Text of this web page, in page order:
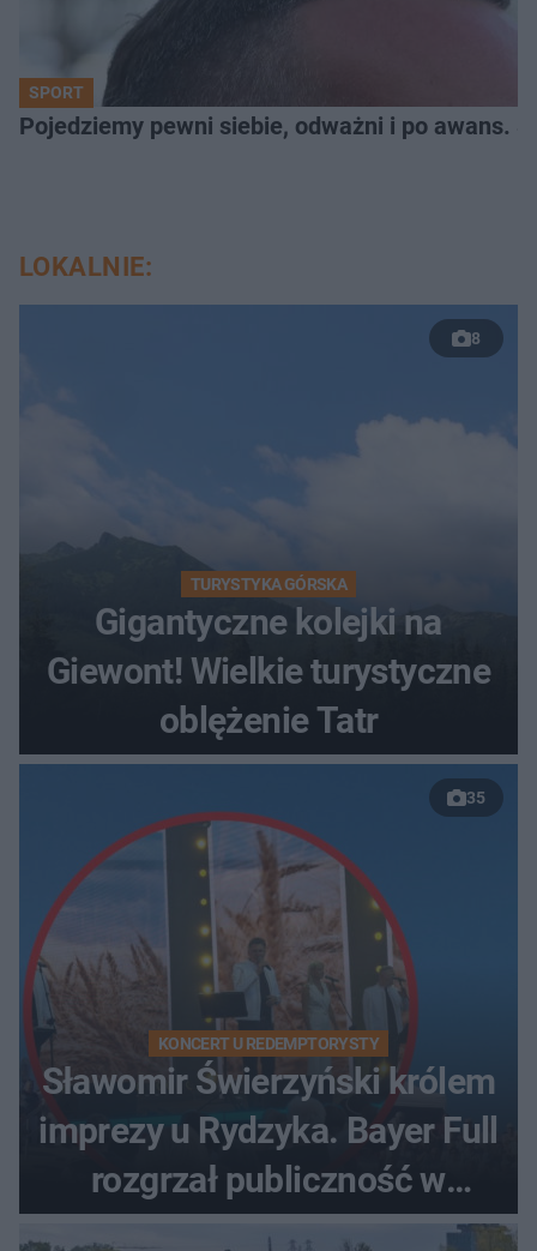
SPORT
Pojedziemy pewni siebie, odważni i po awans.
LOKALNIE:
8
TURYSTYKA GÓRSKA
Gigantyczne kolejki na
Giewont! Wielkie turystyczne
oblężenie Tatr
35
KONCERT U REDEMPTORYSTY
Sławomir Świerzyński królem
imprezy u Rydzyka. Bayer Full
rozgrzał publiczność w
Toruniu